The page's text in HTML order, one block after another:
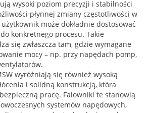
wysoki poziom precyzji i stabilności
płynnej zmiany częstotliwości w
może dokładnie dostosować
konkretnego procesu. Takie
się zwłaszcza tam, gdzie wymagane
mocy – np. przy napędach pomp,
wyróżniają się również wysoką
i solidną konstrukcją, która
pracę. Falowniki te stanowią
systemów napędowych,